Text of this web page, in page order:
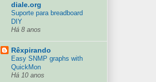
diale.org
Suporte para breadboard
DIY
Há 8 anos
Rêxpirando
Easy SNMP graphs with
QuickMon
Há 10 anos